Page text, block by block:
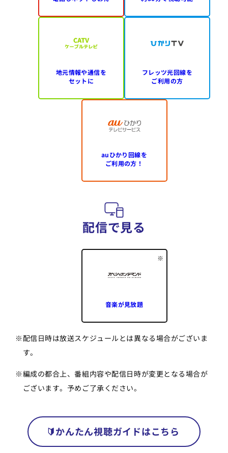
地元情報や通信を
セットに
フレッツ光回線を
ご利用の方
auひかり回線を
ご利用の方！
配信で見る
音楽が見放題
※配信日時は放送スケジュールとは異なる場合がございま
す。
※編成の都合上、番組内容や配信日時が変更となる場合が
ございます。予めご了承ください。
かんたん視聴ガイドはこちら